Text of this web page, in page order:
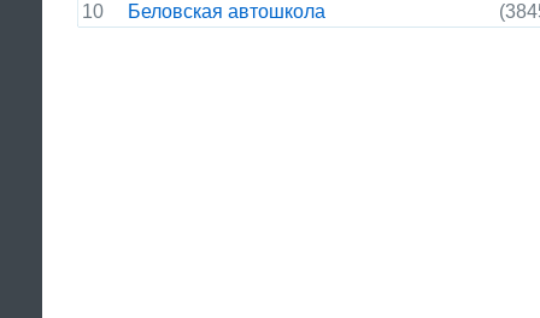
10
Беловская автошкола